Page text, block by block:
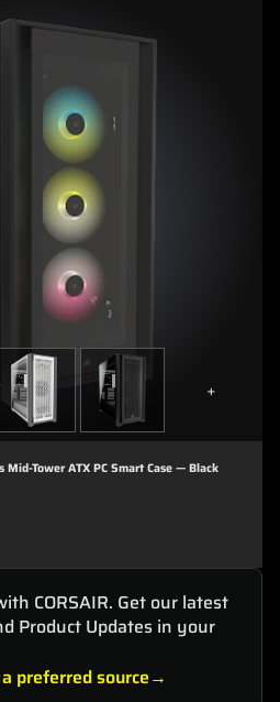
+
Mid-Tower ATX PC Smart Case — Black
CORSAIR. Get our latest
Product Updates in your
preferred source